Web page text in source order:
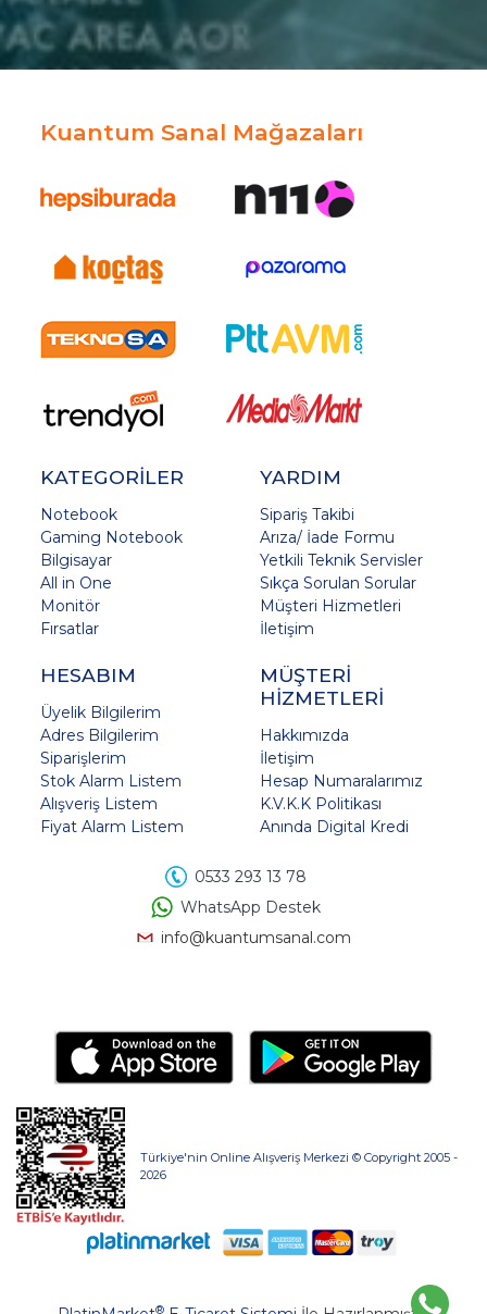
Kuantum Sanal Mağazaları
KATEGORİLER
Notebook
Gaming Notebook
Bilgisayar
All in One
Monitör
Fırsatlar
YARDIM
Sipariş Takibi
Arıza/ İade Formu
Yetkili Teknik Servisler
Sıkça Sorulan Sorular
Müşteri Hizmetleri
İletişim
HESABIM
Üyelik Bilgilerim
Adres Bilgilerim
Siparişlerim
Stok Alarm Listem
Alışveriş Listem
Fiyat Alarm Listem
MÜŞTERİ
HİZMETLERİ
Hakkımızda
İletişim
Hesap Numaralarımız
K.V.K.K Politikası
Anında Digital Kredi
0533 293 13 78
WhatsApp Destek
info@kuantumsanal.com
Türkiye'nin Online Alışveriş Merkezi © Copyright 2005 -
2026
®